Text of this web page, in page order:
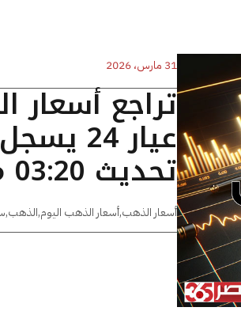
31 مارس، 2026
تراجع
تحديث 03:20 مساءًا
أسعار الذهب,أسعار الذهب اليوم,الذهب,